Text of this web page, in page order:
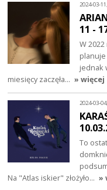
2024-03-
11 -
W
planuje
jednak
miesięcy zaczęła… » więcej
2024-03-
To
Na "Atlas iskier" złożyło… »